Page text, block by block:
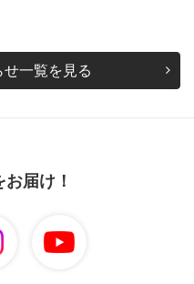
せ一覧を見る
届け！